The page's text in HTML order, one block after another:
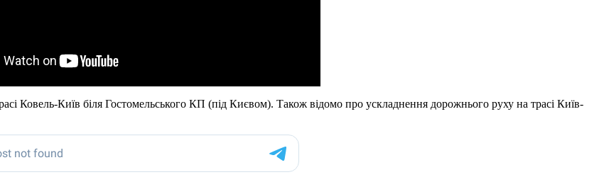
Ковель-Київ біля Гостомельського КП (під Києвом). Також відомо про ускладнення дорожнього руху на трасі Київ-